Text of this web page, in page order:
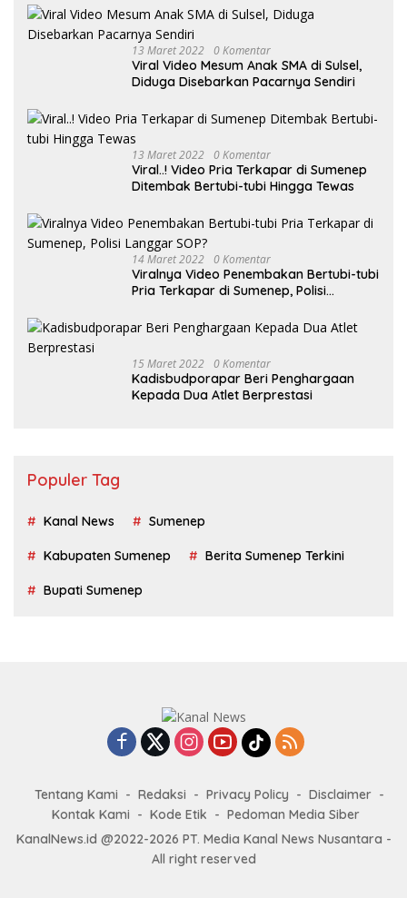
13 Maret 2022 0 Komentar
Viral Video Mesum Anak SMA di Sulsel,
Diduga Disebarkan Pacarnya Sendiri
13 Maret 2022 0 Komentar
Viral..! Video Pria Terkapar di Sumenep
Ditembak Bertubi-tubi Hingga Tewas
14 Maret 2022 0 Komentar
Viralnya Video Penembakan Bertubi-tubi
Pria Terkapar di Sumenep, Polisi
15 Maret 2022 0 Komentar
Kadisbudporapar Beri Penghargaan
Kepada Dua Atlet Berprestasi
Populer Tag
Kanal News Sumenep
Kabupaten Sumenep Berita Sumenep Terkini
Bupati Sumenep
Tentang Kami Redaksi Privacy Policy
Disclaimer
Kontak Kami
Kode Etik
Pedoman Media Siber
KanalNews.id @2022-2026 PT. Media Kanal News Nusantara -
All right reserved